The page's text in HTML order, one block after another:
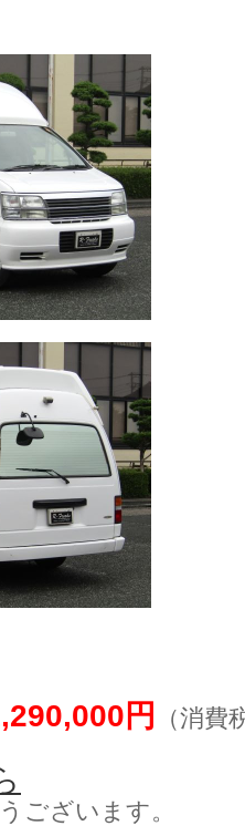
円 （消費
ございます。